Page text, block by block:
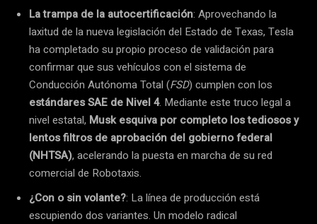
La trampa de la autocertificación: Aprovechando la
laxitud de la nueva legislación del Estado de Texas, Tesla
ha completado su propio proceso de validación para
confirmar que sus vehículos con el sistema de
Conducción Autónoma Total (FSD) cumplen con los
estándares SAE de Nivel 4. Mediante este truco legal a
nivel estatal, Musk esquiva por completo los tediosos y
lentos filtros de aprobación del gobierno federal
(NHTSA), acelerando la puesta en marcha de su red
comercial de Robotaxis.
¿Con o sin volante?: La línea de producción está
escupiendo dos variantes. Un modelo radical